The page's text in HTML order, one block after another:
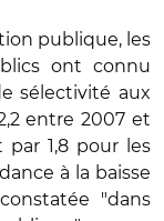
publique, les
ont connu
sélectivité aux
entre 2007 et
par 1,8 pour les
à la baisse
"dans